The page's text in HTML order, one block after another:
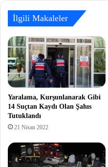
İlgili Makaleler
Yaralama, Kurşunlanarak Gibi
14 Suçtan Kaydı Olan Şahıs
Tutuklandı
21 Nisan 2022